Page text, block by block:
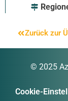
Zurück zur
© 2025
Cookie-